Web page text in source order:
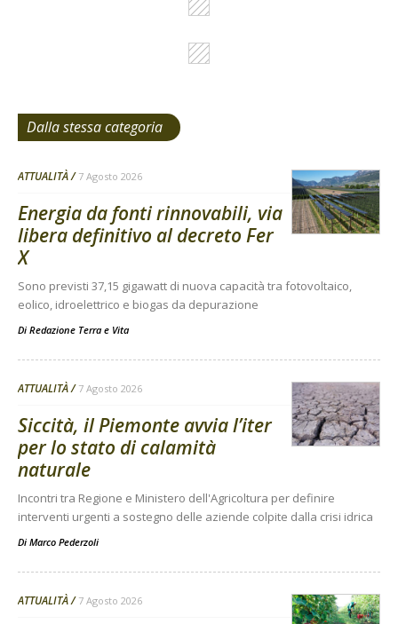
Dalla stessa categoria
ATTUALITÀ 7 Agosto 2026
Energia da fonti rinnovabili, via
libera definitivo al decreto Fer
X
Sono previsti 37,15 gigawatt di nuova capacità tra fotovoltaico,
eolico, idroelettrico e biogas da depurazione
Di Redazione Terra e Vita
ATTUALITÀ 7 Agosto 2026
Siccità, il Piemonte avvia l’iter
per lo stato di calamità
naturale
Incontri tra Regione e Ministero dell'Agricoltura per definire
interventi urgenti a sostegno delle aziende colpite dalla crisi idrica
Di Marco Pederzoli
ATTUALITÀ 7 Agosto 2026